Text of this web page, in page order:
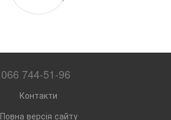
066 744-51-96
Контакти
Повна версія сайту